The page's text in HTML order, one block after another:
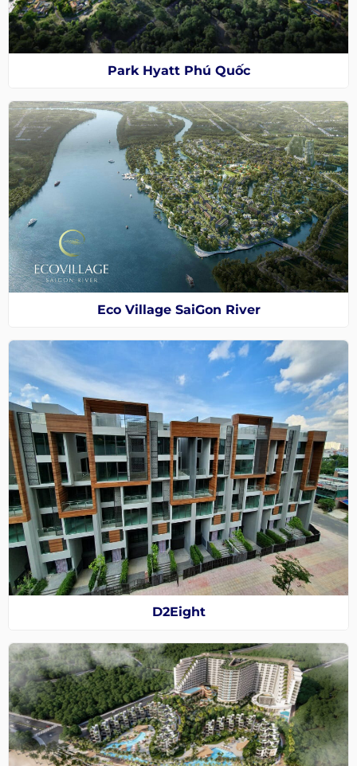
Park Hyatt Phú Quốc
Eco Village SaiGon River
D2Eight